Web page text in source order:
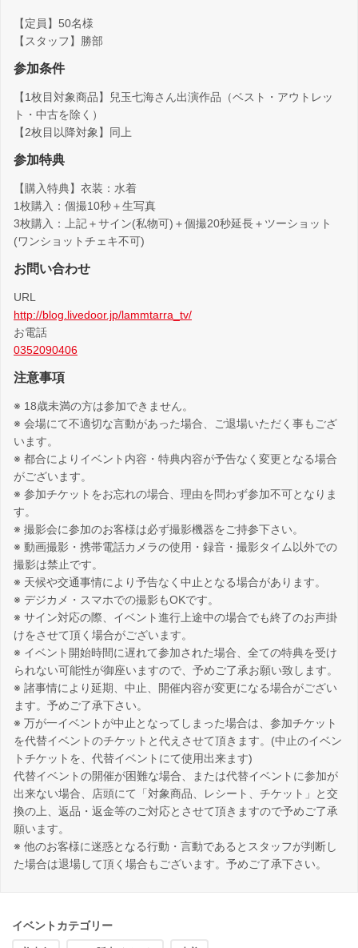
【定員】50名様
【スタッフ】勝部
参加条件
【1枚目対象商品】兒玉七海さん出演作品（ベスト・アウトレッ
ト・中古を除く）
【2枚目以降対象】同上
参加特典
【購入特典】衣装：水着
1枚購入：個撮10秒＋生写真
3枚購入：上記＋サイン(私物可)＋個撮20秒延長＋ツーショット
(ワンショットチェキ不可)
お問い合わせ
URL
http://blog.livedoor.jp/lammtarra_tv/
お電話
0352090406
注意事項
※ 18歳未満の方は参加できません。
※ 会場にて不適切な言動があった場合、ご退場いただく事もござ
います。
※ 都合によりイベント内容・特典内容が予告なく変更となる場合
がございます。
※ 参加チケットをお忘れの場合、理由を問わず参加不可となりま
す。
※ 撮影会に参加のお客様は必ず撮影機器をご持参下さい。
※ 動画撮影・携帯電話カメラの使用・録音・撮影タイム以外での
撮影は禁止です。
※ 天候や交通事情により予告なく中止となる場合があります。
※ デジカメ・スマホでの撮影もOKです。
※ サイン対応の際、イベント進行上途中の場合でも終了のお声掛
けをさせて頂く場合がございます。
※ イベント開始時間に遅れて参加された場合、全ての特典を受け
られない可能性が御座いますので、予めご了承お願い致します。
※ 諸事情により延期、中止、開催内容が変更になる場合がござい
ます。予めご了承下さい。
※ 万が一イベントが中止となってしまった場合は、参加チケット
を代替イベントのチケットと代えさせて頂きます。(中止のイベン
トチケットを、代替イベントにて使用出来ます)
代替イベントの開催が困難な場合、または代替イベントに参加が
出来ない場合、店頭にて「対象商品、レシート、チケット」と交
換の上、返品・返金等のご対応とさせて頂きますので予めご了承
願います。
※ 他のお客様に迷惑となる行動・言動であるとスタッフが判断し
た場合は退場して頂く場合もございます。予めご了承下さい。
イベントカテゴリー